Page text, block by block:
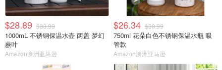
$28.89 $33.99
1000mL 不锈钢保温水壶 两盖 梦幻
蕨叶
Amazon澳洲亚马逊
$26.34 $30.99
750ml 花朵白色不锈钢保温水瓶 吸
管款
Amazon澳洲亚马逊